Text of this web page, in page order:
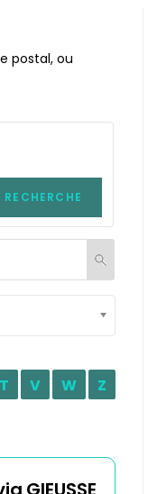
postal, ou
T V W Z